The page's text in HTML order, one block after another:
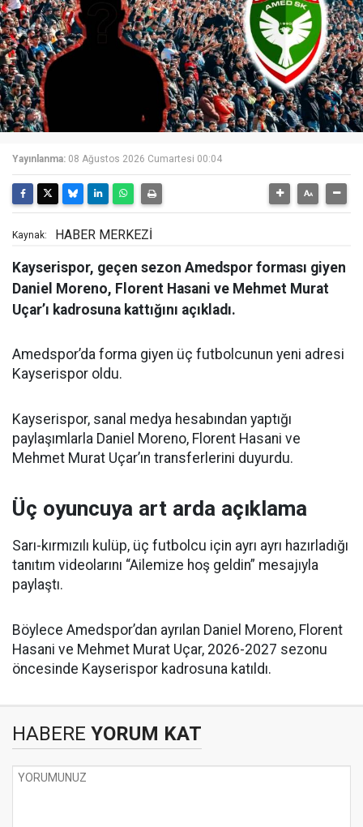
Yayınlanma: 08 Ağustos 2026 Cumartesi 00:04
Kaynak: HABER MERKEZİ
Kayserispor, geçen sezon Amedspor forması giyen
Daniel Moreno, Florent Hasani ve Mehmet Murat
Uçar’ı kadrosuna kattığını açıkladı.
Amedspor’da forma giyen üç futbolcunun yeni adresi
Kayserispor oldu.
Kayserispor, sanal medya hesabından yaptığı
paylaşımlarla Daniel Moreno, Florent Hasani ve
Mehmet Murat Uçar’ın transferlerini duyurdu.
Üç oyuncuya art arda açıklama
Sarı-kırmızılı kulüp, üç futbolcu için ayrı ayrı hazırladığı
tanıtım videolarını “Ailemize hoş geldin” mesajıyla
paylaştı.
Böylece Amedspor’dan ayrılan Daniel Moreno, Florent
Hasani ve Mehmet Murat Uçar, 2026-2027 sezonu
öncesinde Kayserispor kadrosuna katıldı.
HABERE YORUM KAT